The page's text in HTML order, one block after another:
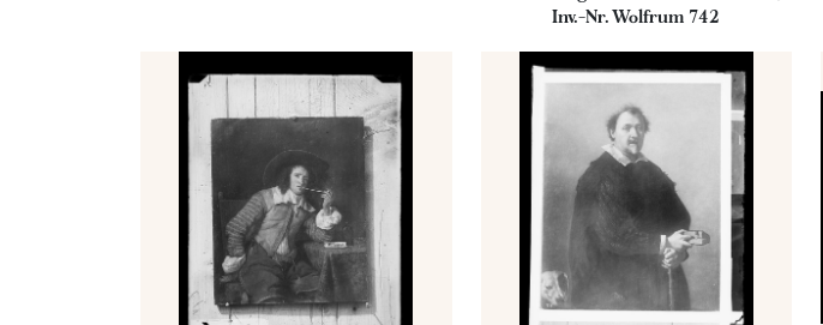
Inv.-Nr. Wolfrum 742